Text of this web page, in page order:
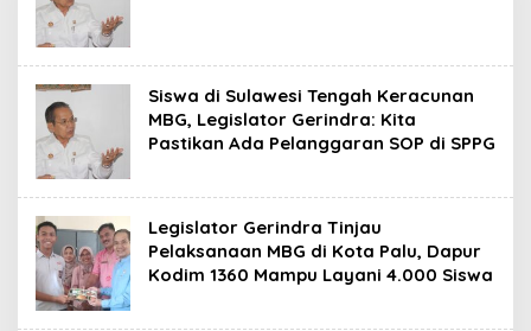
Siswa di Sulawesi Tengah Keracunan
MBG, Legislator Gerindra: Kita
Pastikan Ada Pelanggaran SOP di SPPG
Legislator Gerindra Tinjau
Pelaksanaan MBG di Kota Palu, Dapur
Kodim 1360 Mampu Layani 4.000 Siswa